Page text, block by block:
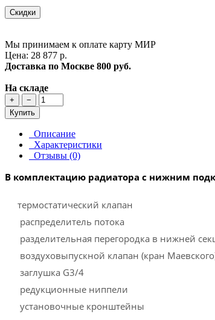
Скидки
Мы принимаем к оплате карту МИР
Цена: 28 877 р.
Доставка по Москве 800 руб.
На складе
+
−
Купить
Описание
Характеристики
Отзывы (0)
В комплектацию радиатора с нижним
термостатический клапан
распределитель потока
разделительная перегородка в нижней
воздуховыпускной клапан (кран
заглушка G3/4
редукционные ниппели
установочные кронштейны